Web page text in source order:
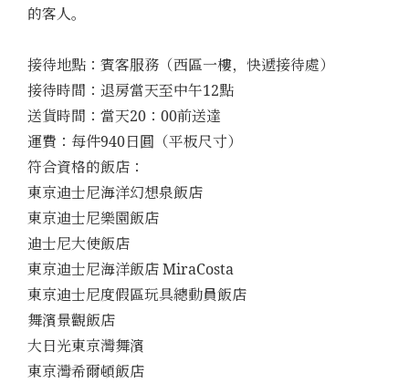
的客人。
接待地點：賓客服務（西區一樓，快遞接待處）
接待時間：退房當天至中午12點
送貨時間：當天20：00前送達
運費：每件940日圓（平板尺寸）
符合資格的飯店：
東京迪士尼海洋幻想泉飯店
東京迪士尼樂園飯店
迪士尼大使飯店
東京迪士尼海洋飯店 MiraCosta
東京迪士尼度假區玩具總動員飯店
舞濱景觀飯店
大日光東京灣舞濱
東京灣希爾頓飯店